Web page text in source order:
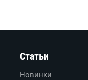
Статьи
Новинки